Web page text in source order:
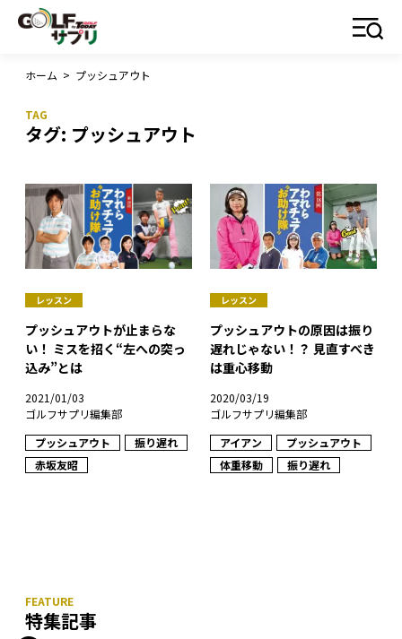
ホーム > プッシュアウト
タグ: プッシュアウト
レッスン
プッシュアウトが止まらな
い！ ミスを招く“左への突っ
込み”とは
2021/01/03
ゴルフサプリ編集部
プッシュアウト
振り遅れ
赤坂友昭
レッスン
プッシュアウトの原因は振り
遅れじゃない！？ 見直すべき
は重心移動
2020/03/19
ゴルフサプリ編集部
アイアン
プッシュアウト
体重移動
振り遅れ
特集記事